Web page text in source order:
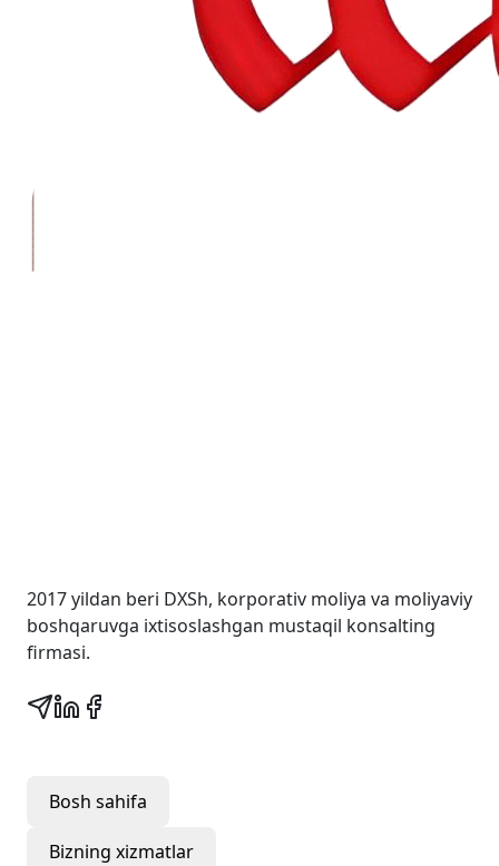
2017 yildan beri DXSh, korporativ moliya va moliyaviy
boshqaruvga ixtisoslashgan mustaqil konsalting
firmasi.
Bosh sahifa
Bizning xizmatlar